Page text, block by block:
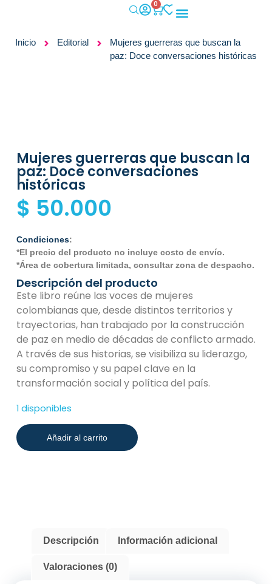
0
Inicio Editorial
Mujeres guerreras que buscan la
paz: Doce conversaciones históricas
Mujeres guerreras que buscan la
paz: Doce conversaciones
históricas
$ 50.000
Condiciones:
*El precio del producto no incluye costo de envío.
*Área de cobertura limitada, consultar zona de despacho.
Descripción del producto
Este libro reúne las voces de mujeres
colombianas que, desde distintos territorios y
trayectorias, han trabajado por la construcción
de paz en medio de décadas de conflicto armado.
A través de sus historias, se visibiliza su liderazgo,
su compromiso y su papel clave en la
transformación social y política del país.
1 disponibles
Añadir al carrito
Descripción Información adicional
Valoraciones (0)